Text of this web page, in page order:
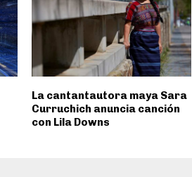
La cantantautora maya Sara
Curruchich anuncia canción
con Lila Downs